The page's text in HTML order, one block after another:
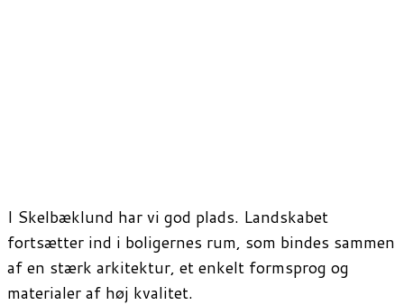
I Skelbæklund har vi god plads. Landskabet
fortsætter ind i boligernes rum, som bindes sammen
af en stærk arkitektur, et enkelt formsprog og
materialer af høj kvalitet.